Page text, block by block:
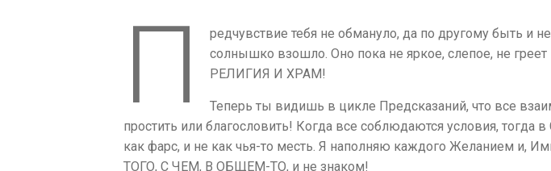
П
редчувствие тебя не обмануло, да по другому быть и
солнышко взошло. Оно пока не яркое, слепое, не
РЕЛИГИЯ И ХРАМ!
Теперь ты видишь в цикле Предсказаний, что все
простить или благословить! Когда все соблюдаются условия,
как фарс, и не как чья-то месть. Я наполняю каждого Желанием и,
ТОГО, С ЧЕМ, В ОБЩЕМ-ТО, и не знаком!